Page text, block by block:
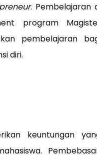
. Pembelajaran
program
pembelajaran
diri.
keuntungan